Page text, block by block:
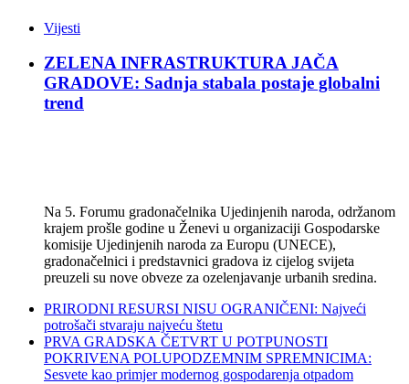
Vijesti
ZELENA INFRASTRUKTURA JAČA
GRADOVE: Sadnja stabala postaje globalni
trend
Na 5. Forumu gradonačelnika Ujedinjenih naroda, održanom
krajem prošle godine u Ženevi u organizaciji Gospodarske
komisije Ujedinjenih naroda za Europu (UNECE),
gradonačelnici i predstavnici gradova iz cijelog svijeta
preuzeli su nove obveze za ozelenjavanje urbanih sredina.
PRIRODNI RESURSI NISU OGRANIČENI: Najveći
potrošači stvaraju najveću štetu
PRVA GRADSKA ČETVRT U POTPUNOSTI
POKRIVENA POLUPODZEMNIM SPREMNICIMA:
Sesvete kao primjer modernog gospodarenja otpadom